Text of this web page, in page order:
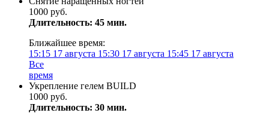
1000 руб.
Длительность: 45 мин.
Ближайшее время:
15:15 17 августа 15:30 17 августа 15:45 17 августа
Все
время
Укрепление гелем BUILD
1000 руб.
Длительность: 30 мин.